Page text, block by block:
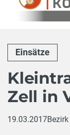
Einsätze
Zell in
19.03.2017